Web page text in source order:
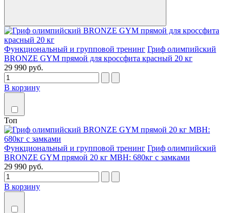
Функциональный и групповой тренинг Гриф олимпийский
BRONZE GYM прямой для кроссфита красный 20 кг
29 990 руб.
В корзину
Топ
Функциональный и групповой тренинг Гриф олимпийский
BRONZE GYM прямой 20 кг МВН: 680кг с замками
29 990 руб.
В корзину